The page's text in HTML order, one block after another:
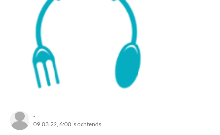
-
09.03.22, 6:00 's ochtends